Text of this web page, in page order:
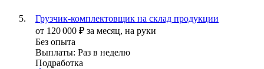
Грузчик-комплектовщик на склад продукции
от 120 000 ₽ за месяц, на руки
Без опыта
Выплаты: Раз в неделю
Подработка